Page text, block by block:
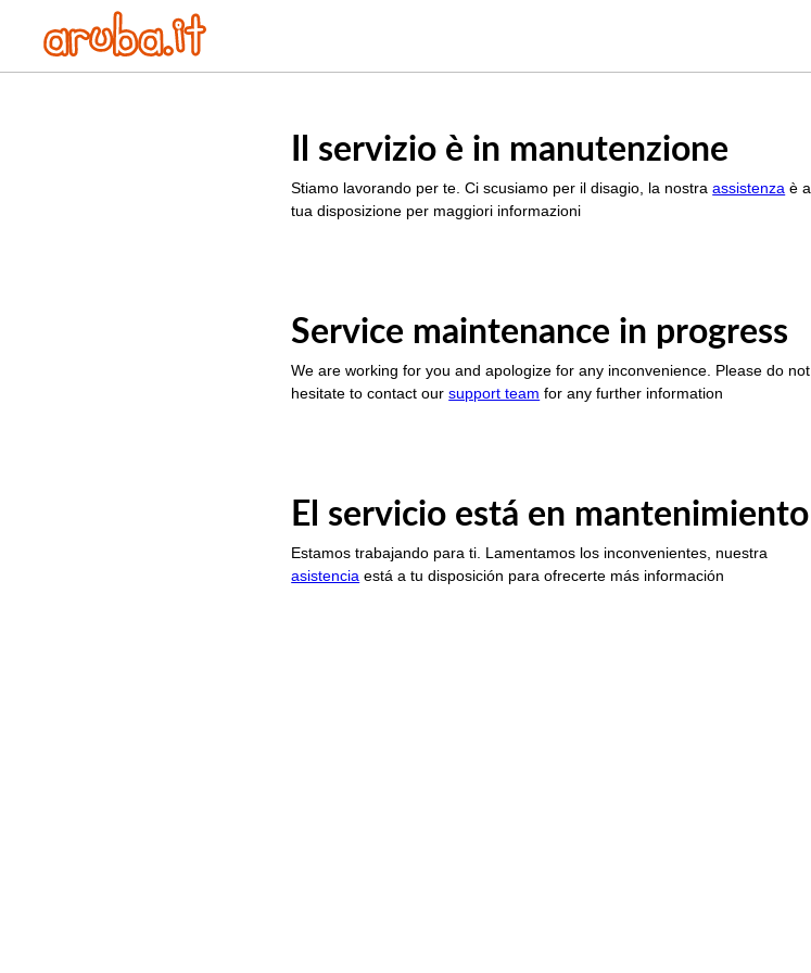
Il servizio è in manutenzione
Stiamo lavorando per te. Ci scusiamo per il disagio, la nostraassistenza è a
tua disposizione per maggiori informazioni
Service maintenance in progress
We are working for you and apologize for any inconvenience. Please do not
hesitate to contact oursupport team for any further information
El servicio está en mantenimiento
Estamos trabajando para ti. Lamentamos los inconvenientes, nuestra
asistencia está a tu disposición para ofrecerte más información